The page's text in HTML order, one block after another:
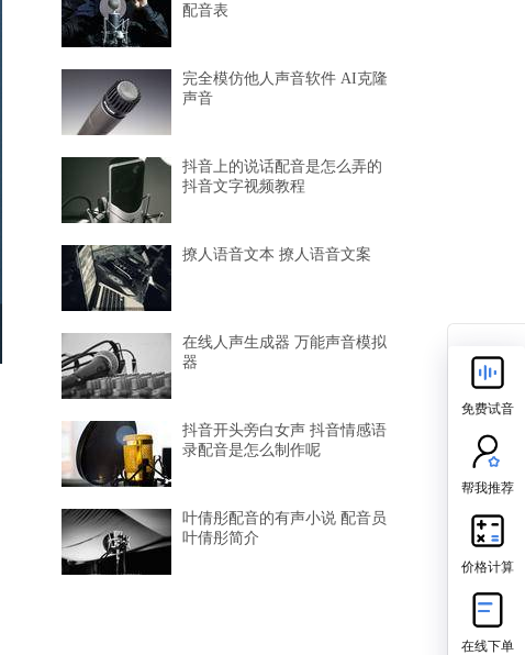
配音表
完全模仿他人声音软件 AI克隆
声音
抖音上的说话配音是怎么弄的
抖音文字视频教程
撩人语音文本 撩人语音文案
在线人声生成器 万能声音模拟
器
抖音开头旁白女声 抖音情感语
录配音是怎么制作呢
叶倩彤配音的有声小说 配音员
叶倩彤简介
免费试音
帮我推荐
价格计算
在线下单